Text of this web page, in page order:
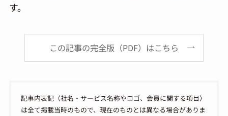
す。
この記事の完全版（PDF）はこちら
記事内表記（社名・サービス名称やロゴ、会員に関する項目）
は全て掲載当時のもので、現在のものとは異なる場合がありま